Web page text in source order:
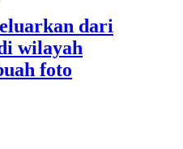
dari
wilayah
foto